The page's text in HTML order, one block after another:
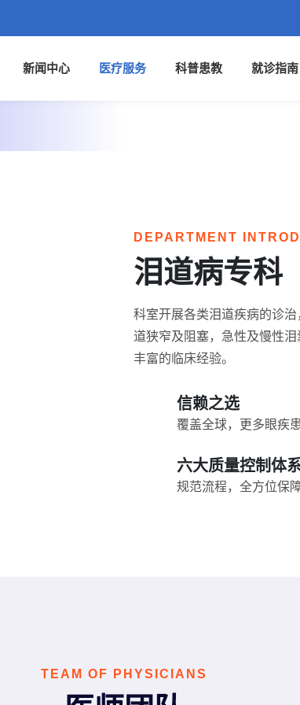
新闻中心 医疗服务 科普患教 就诊指南
DEPARTMENT
泪道病专科
科室开展各类泪道疾病的诊
道狭窄及阻塞，急性及慢性
丰富的临床经验。
信赖之选
覆盖全球，更多眼疾
六大质量控制体
规范流程，全方位保
TEAM OF PHYSICIANS